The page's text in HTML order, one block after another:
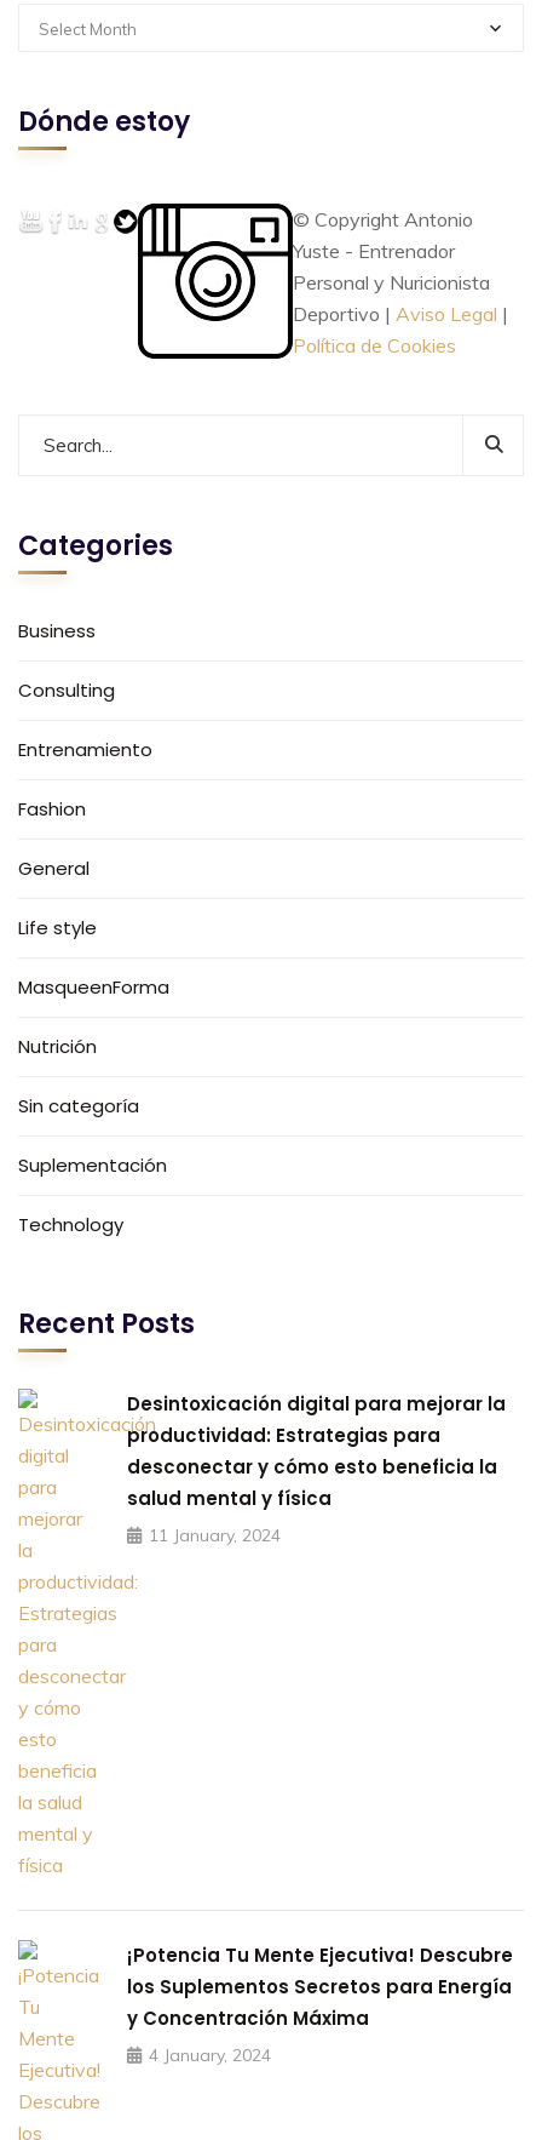
Select Month
Dónde estoy
© Copyright Antonio
Yuste - Entrenador
Personal y Nuricionista
Deportivo | Aviso Legal |
Política de Cookies
Categories
Business
Consulting
Entrenamiento
Fashion
General
Life style
MasqueenForma
Nutrición
Sin categoría
Suplementación
Technology
Recent Posts
Desintoxicación digital para mejorar la
productividad: Estrategias para
desconectar y cómo esto beneficia la
salud mental y física
11 January, 2024
¡Potencia Tu Mente Ejecutiva! Descubre
los Suplementos Secretos para Energía
y Concentración Máxima
4 January, 2024